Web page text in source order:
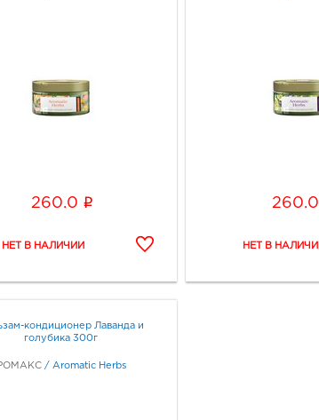
260.0 i 260.0
кондиционер Лаванда и
голубика 300г
/ Aromatic Herbs